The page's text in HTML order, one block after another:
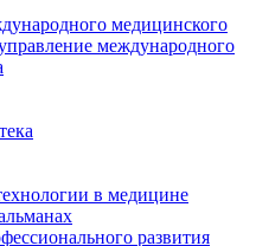
медицинского
международного
в медицине
развития